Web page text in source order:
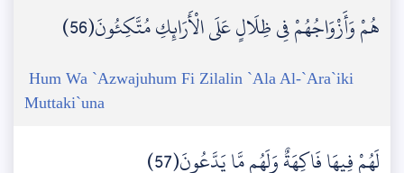
هُمْ وَأَزْوَاجُهُمْ فِي ظِلَالٍ عَلَى الْأَرَائِكِ مُتَّكِئُونَ(56)
Hum Wa `Azwajuhum Fi Zilalin `Ala Al-`Ara`iki
Muttaki`una
لَهُمْ فِيهَا فَاكِهَةٌ وَلَهُم مَّا يَدَّعُونَ(57)